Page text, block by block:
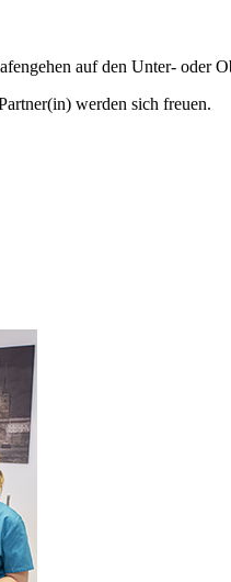
auf den Unter- oder
werden sich freuen.